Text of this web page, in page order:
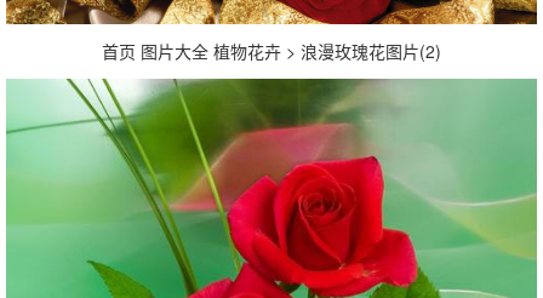
首页 图片大全 植物花卉 > 浪漫玫瑰花图片(2)